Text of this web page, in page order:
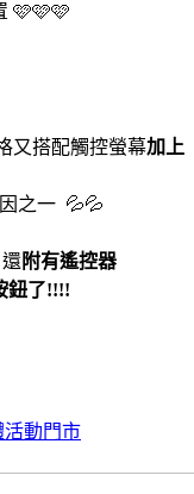
🩷🩷🩷
又搭配觸控螢幕加上
之一 💦💦
附有遙控器
鈕了!!!!
活動門市